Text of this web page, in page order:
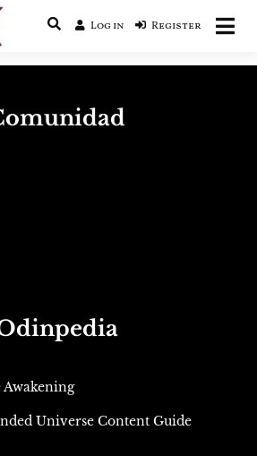
La saga literaria transmedia que
nórdica y ciencia ficción
Log in Register
Universe Content Guide